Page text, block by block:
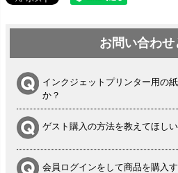
お問い合わせ
インクジェットプリンター用の
か？
ゲスト購入の方法を教えてほし
会員ログインをして商品を購入